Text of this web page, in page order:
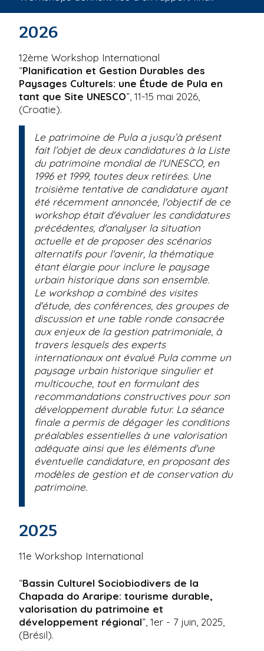
i
2026
12ème Workshop International
“Planification et Gestion Durables des
Paysages Culturels: une Étude de Pula en
tant que Site UNESCO”, 11-15 mai 2026,
(Croatie).
Le patrimoine de Pula a jusqu’à présent
fait l’objet de deux candidatures à la Liste
du patrimoine mondial de l'UNESCO, en
1996 et 1999, toutes deux retirées. Une
troisième tentative de candidature ayant
été récemment annoncée, l'objectif de ce
workshop était d'évaluer les candidatures
précédentes, d'analyser la situation
actuelle et de proposer des scénarios
alternatifs pour l'avenir, la thématique
étant élargie pour inclure le paysage
urbain historique dans son ensemble.
Le workshop a combiné des visites
d'étude, des conférences, des groupes de
discussion et une table ronde consacrée
aux enjeux de la gestion patrimoniale, à
travers lesquels des experts
internationaux ont évalué Pula comme un
paysage urbain historique singulier et
multicouche, tout en formulant des
recommandations constructives pour son
développement durable futur. La séance
finale a permis de dégager les conditions
préalables essentielles à une valorisation
adéquate ainsi que les éléments d'une
éventuelle candidature, en proposant des
modèles de gestion et de conservation du
patrimoine.
2025
11e Workshop International
“Bassin Culturel Sociobiodivers de la
Chapada do Araripe: tourisme durable,
valorisation du patrimoine et
développement régional”, 1er - 7 juin, 2025,
(Brésil).